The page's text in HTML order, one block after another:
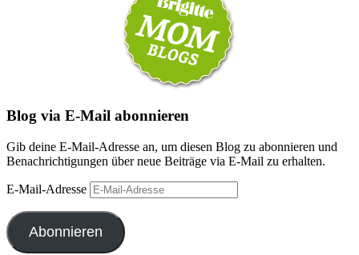
Blog via E-Mail abonnieren
Gib deine E-Mail-Adresse an, um diesen Blog zu abonnieren und
Benachrichtigungen über neue Beiträge via E-Mail zu erhalten.
E-Mail-Adresse
Abonnieren